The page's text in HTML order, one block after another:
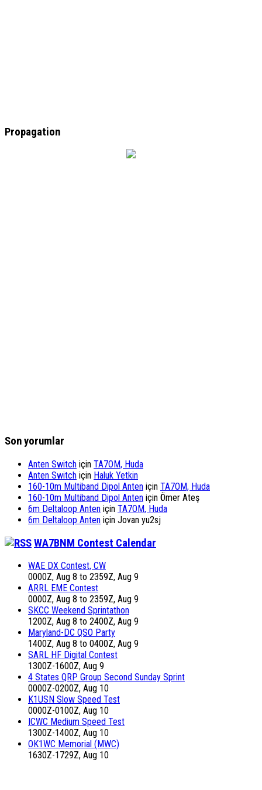
Propagation
Son yorumlar
Anten Switch için TA7OM, Huda
Anten Switch için Haluk Yetkin
160-10m Multiband Dipol Anten için TA7OM, Huda
160-10m Multiband Dipol Anten için Ömer Ateş
6m Deltaloop Anten için TA7OM, Huda
6m Deltaloop Anten için Jovan yu2sj
WA7BNM Contest Calendar
WAE DX Contest, CW
0000Z, Aug 8 to 2359Z, Aug 9
ARRL EME Contest
0000Z, Aug 8 to 2359Z, Aug 9
SKCC Weekend Sprintathon
1200Z, Aug 8 to 2400Z, Aug 9
Maryland-DC QSO Party
1400Z, Aug 8 to 0400Z, Aug 9
SARL HF Digital Contest
1300Z-1600Z, Aug 9
4 States QRP Group Second Sunday Sprint
0000Z-0200Z, Aug 10
K1USN Slow Speed Test
0000Z-0100Z, Aug 10
ICWC Medium Speed Test
1300Z-1400Z, Aug 10
OK1WC Memorial (MWC)
1630Z-1729Z, Aug 10